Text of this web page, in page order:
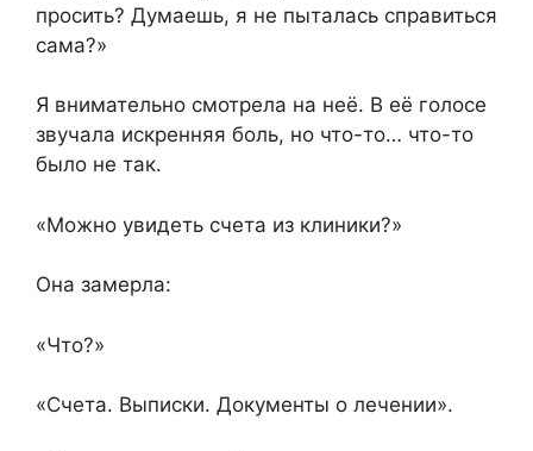
просить? Думаешь, я не пыталась справиться
сама?»
Я внимательно смотрела на неё. В её голосе
звучала искренняя боль, но что-то… что-то
было не так.
«Можно увидеть счета из клиники?»
Она замерла:
«Что?»
«Счета. Выписки. Документы о лечении».